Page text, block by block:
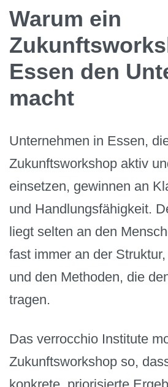
Warum ein
Essen den
macht
Unternehmen in Essen,
Zukunftsworkshop aktiv
einsetzen, gewinnen an
und Handlungsfähigkeit.
liegt selten an den
fast immer an der
und den Methoden, die
tragen.
Das verrocchio Institute
Zukunftsworkshop so,